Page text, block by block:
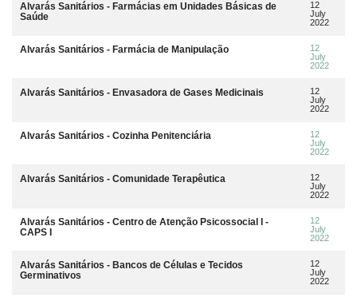
Alvarás Sanitários - Farmácias em Unidades Básicas de
Saúde
12
July
2022
Alvarás Sanitários - Farmácia de Manipulação
12
July
2022
Alvarás Sanitários - Envasadora de Gases Medicinais
12
July
2022
Alvarás Sanitários - Cozinha Penitenciária
12
July
2022
Alvarás Sanitários - Comunidade Terapêutica
12
July
2022
Alvarás Sanitários - Centro de Atenção Psicossocial I -
CAPS I
12
July
2022
Alvarás Sanitários - Bancos de Células e Tecidos
Germinativos
12
July
2022